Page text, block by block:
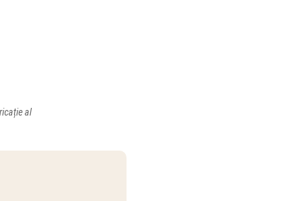
al